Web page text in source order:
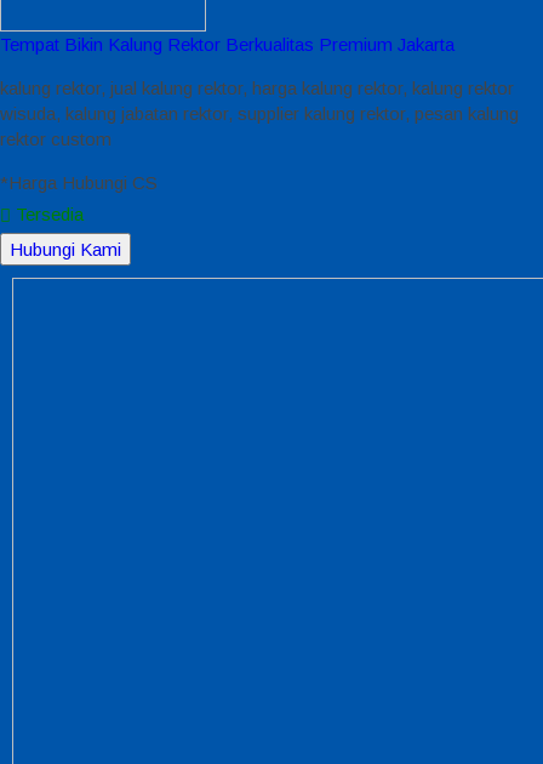
Tempat Bikin Kalung Rektor Berkualitas Premium Jakarta
kalung rektor, jual kalung rektor, harga kalung rektor, kalung rektor
wisuda, kalung jabatan rektor, supplier kalung rektor, pesan kalung
rektor custom
*Harga Hubungi CS
Tersedia
Hubungi Kami